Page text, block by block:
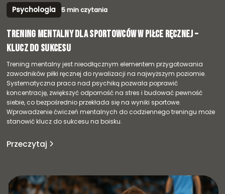
Psychologia 5 min czytania
Trening mentalny dla sportowców w piłce ręcznej –
klucz do sukcesu
Trening mentalny jest nieodłącznym elementem przygotowania
zawodników piłki ręcznej do rywalizacji na najwyższym poziomie.
Systematyczna praca nad psychiką pozwala poprawić
koncentrację, zwiększyć odporność na stres i budować pewność
siebie, co bezpośrednio przekłada się na wyniki sportowe.
Wprowadzenie ćwiczeń mentalnych do codziennego treningu może
stanowić klucz do sukcesu na boisku.‍
Przeczytaj